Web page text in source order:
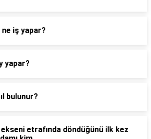
iş yapar?
yapar?
bulunur?
ekseni etrafında döndüğünü ilk kez